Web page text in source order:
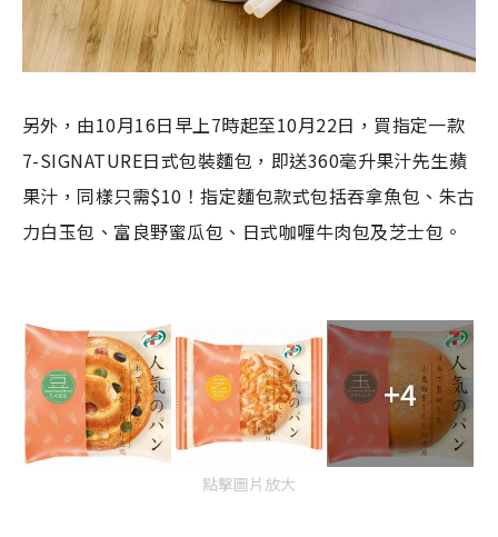
另外，由10月16日早上7時起至10月22日，買指定一款
7-SIGNATURE日式包裝麵包，即送360毫升果汁先生蘋
果汁，同樣只需$10！指定麵包款式包括吞拿魚包、朱古
力白玉包、富良野蜜瓜包、日式咖喱牛肉包及芝士包。
+4
點擊圖片放大